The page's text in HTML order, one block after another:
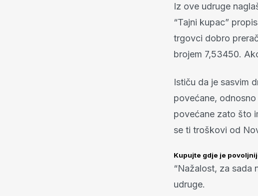
Iz ove udruge
“Tajni kupac”
trgovci dobro
brojem 7,53450.
Ističu da je sasvim
povećane,
povećane zato što
se ti troškovi od
Kupujte gdje je
“Nažalost, za sada
udruge.